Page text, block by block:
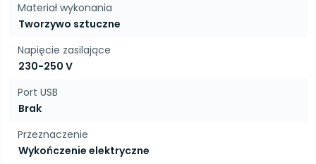
Materiał wykonania
Tworzywo sztuczne
Napięcie zasilające
230-250 V
Port USB
Brak
Przeznaczenie
Wykończenie elektryczne